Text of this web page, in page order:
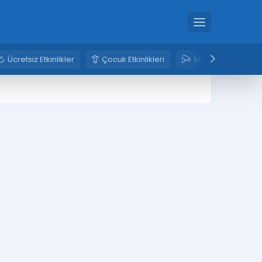
Ücretsiz Etkinlikler Çocuk Etkinlikleri Mobese